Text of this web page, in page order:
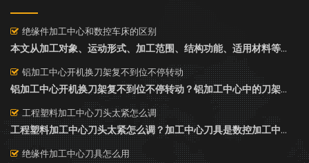
绝缘件加工中心和数控车床的区别
本文从加工对象、运动形式、加工范围、结构功能、适用材料等方面，清晰对比绝缘件加工中心与数控车床的本质区别，帮助设备选型、现场操作、工艺安排时快速判断该用哪种设备。
铝加工中心开机换刀架复不到位不停转动
铝加工中心开机换刀架复不到位不停转动？铝加工中心中的刀架是用来存储刀具的，不同型号的刀架形式也是不同的。一般而言，数据设备的刀架形式是标配的。今天哈思孚HASSFULL来说下“铝加工中心开机换刀架复不到位不停转动”。
工程塑料加工中心刀头太紧怎么调
工程塑料加工中心刀头太紧怎么调？加工中心刀具是数控加工中心中不可或缺的部分，它们直接参与材料的去除过程，对加工效率、精度以及表面质量有着决定性的影响。加工中心刀具种类繁多，设计各异，以适应不同的加工需求。
绝缘件加工中心刀具怎么用